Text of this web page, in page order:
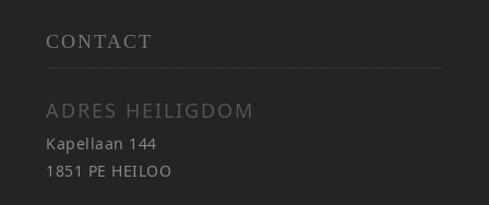
CONTACT
ADRES HEILIGDOM
Kapellaan 144
1851 PE HEILOO